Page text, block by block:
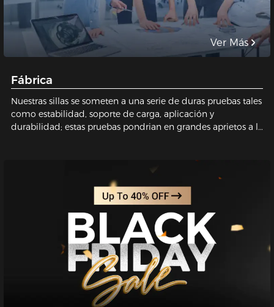
Ver Más
Fábrica
Nuestras sillas se someten a una serie de duras pruebas tales
como estabilidad, soporte de carga, aplicación y
durabilidad; estas pruebas pondrian en grandes aprietos a la
atención a cada pequeño detalle, nos esforzamos
constantemente orientados a la perfección con el fin de
construir la mejor silla gamer posible para vos. Sentate con
nosotros, ¡sentate en calidad!